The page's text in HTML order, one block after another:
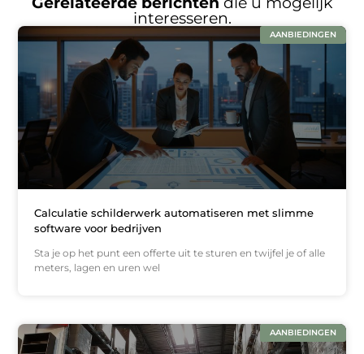
interesseren.
AANBIEDINGEN
Calculatie schilderwerk automatiseren met slimme
software voor bedrijven
Sta je op het punt een offerte uit te sturen en twijfel je of alle
meters, lagen en uren wel
AANBIEDINGEN